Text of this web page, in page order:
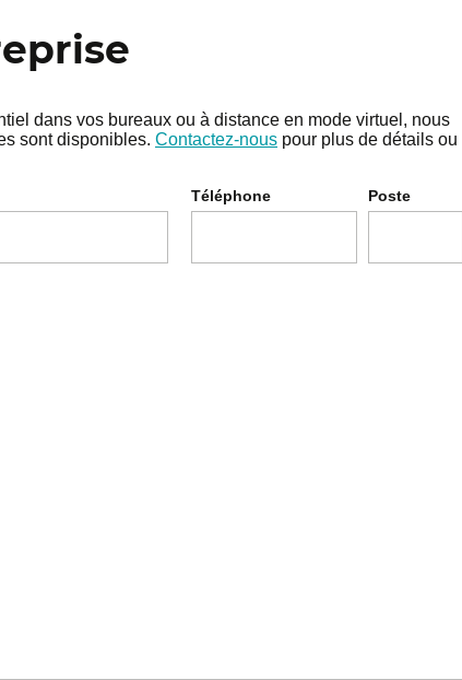
dans vos bureaux ou à distance en mode virtuel, nous
sont disponibles. Contactez-nous pour plus de détails ou
Téléphone Poste